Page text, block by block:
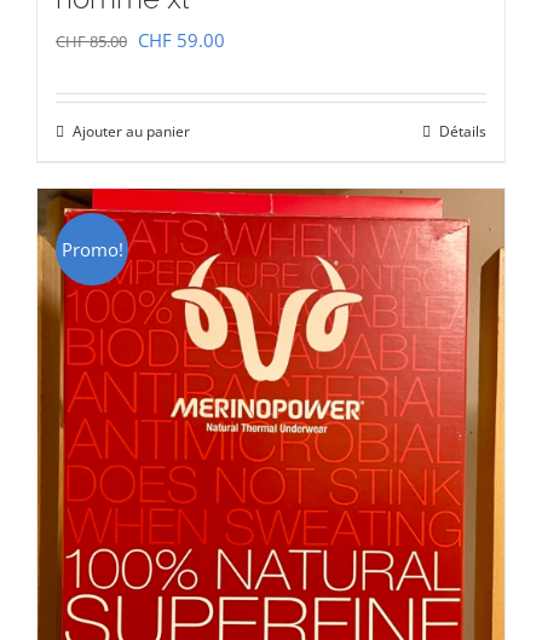
CHF85.00 Le
était :
CHF 85.00.
CHF 59.00
CHF 59.00.
Ajouter au panier Détails
Promo!